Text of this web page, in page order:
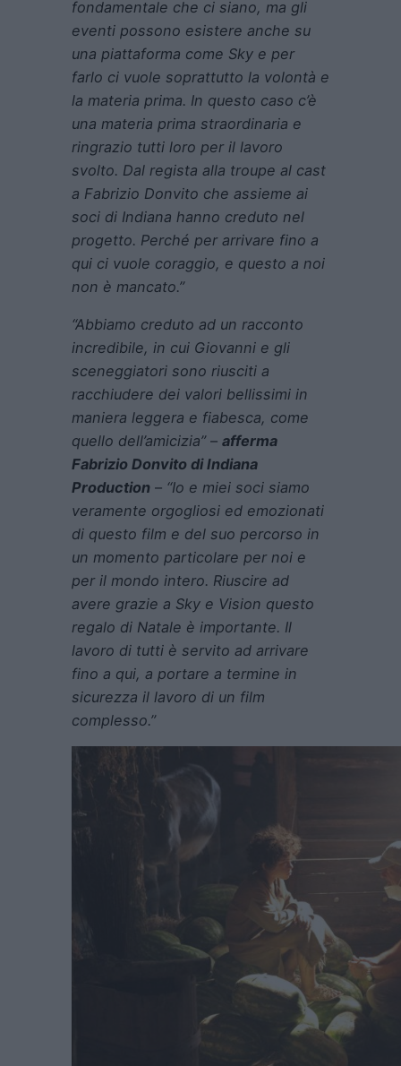
fondamentale che ci siano, ma gli
eventi possono esistere anche su
una piattaforma come Sky e per
farlo ci vuole soprattutto la volontà e
la materia prima. In questo caso c’è
una materia prima straordinaria e
ringrazio tutti loro per il lavoro
svolto. Dal regista alla troupe al cast
a Fabrizio Donvito che assieme ai
soci di Indiana hanno creduto nel
progetto. Perché per arrivare fino a
qui ci vuole coraggio, e questo a noi
non è mancato.”
“Abbiamo creduto ad un racconto
incredibile, in cui Giovanni e gli
sceneggiatori sono riusciti a
racchiudere dei valori bellissimi in
maniera leggera e fiabesca, come
quello dell’amicizia”– afferma
Fabrizio Donvito di Indiana
Production – “Io e miei soci siamo
veramente orgogliosi ed emozionati
di questo film e del suo percorso in
un momento particolare per noi e
per il mondo intero. Riuscire ad
avere grazie a Sky e Vision questo
regalo di Natale è importante. Il
lavoro di tutti è servito ad arrivare
fino a qui, a portare a termine in
sicurezza il lavoro di un film
complesso.”